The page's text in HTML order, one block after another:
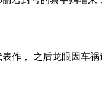
作， 之后龙眼因车